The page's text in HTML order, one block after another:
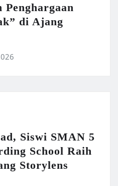
Penghargaan
di Ajang
Siswi SMAN 5
School Raih
Storylens